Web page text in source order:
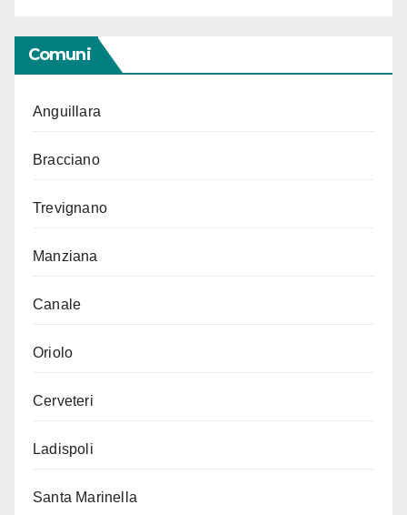
Comuni
Anguillara
Bracciano
Trevignano
Manziana
Canale
Oriolo
Cerveteri
Ladispoli
Santa Marinella